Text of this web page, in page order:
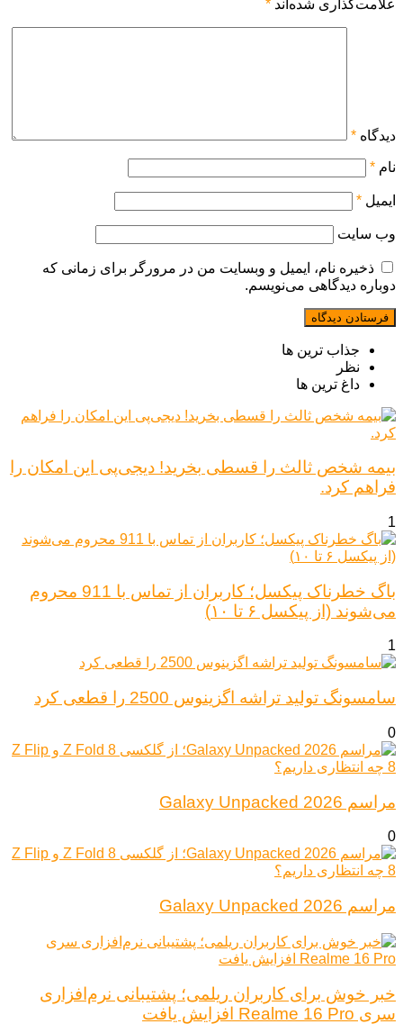
علامت‌گذاری شده‌اند *
دیدگاه *
نام *
ایمیل *
وب‌ سایت
ذخیره نام، ایمیل و وبسایت من در مرورگر برای زمانی که
دوباره دیدگاهی می‌نویسم.
جذاب ترین ها
نظر
داغ ترین ها
بیمه شخص ثالث را قسطی بخرید! دیجی‌پی این امکان را
فراهم کرد.
1
باگ خطرناک پیکسل؛ کاربران از تماس با 911 محروم
می‌شوند (از پیکسل ۶ تا ۱۰)
1
سامسونگ تولید تراشه اگزینوس 2500 را قطعی کرد
0
مراسم Galaxy Unpacked 2026
0
مراسم Galaxy Unpacked 2026
خبر خوش برای کاربران ریلمی؛ پشتیبانی نرم‌افزاری
سری Realme 16 Pro افزایش یافت